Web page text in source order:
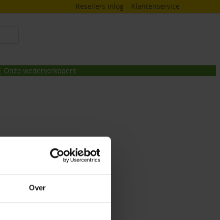
Over
Resellers inlog Klantenservice
Onze wederverkopers